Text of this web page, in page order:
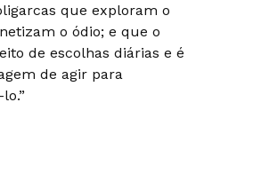
que exploram o
o ódio; e que o
de escolhas diárias e é
de agir para